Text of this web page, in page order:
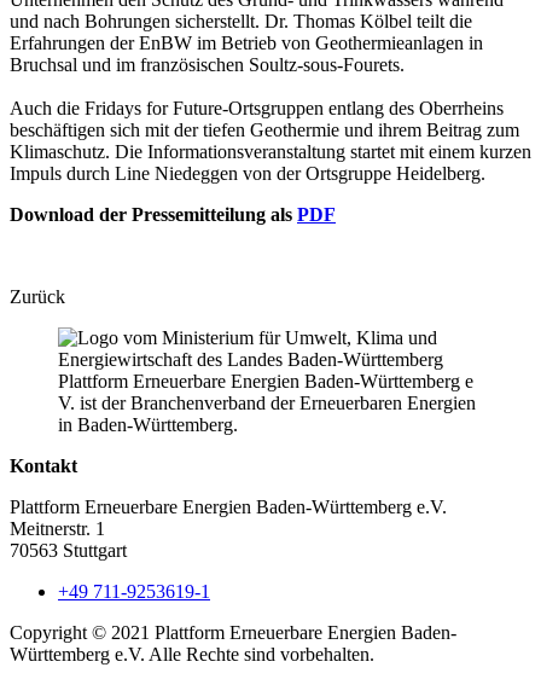
und nach Bohrungen sicherstellt. Dr. Thomas Kölbel teilt die
Erfahrungen der EnBW im Betrieb von Geothermieanlagen in
Bruchsal und im französischen Soultz-sous-Fourets.
Auch die Fridays for Future-Ortsgruppen entlang des Oberrheins
beschäftigen sich mit der tiefen Geothermie und ihrem Beitrag zum
Klimaschutz. Die Informationsveranstaltung startet mit einem kurzen
Impuls durch Line Niedeggen von der Ortsgruppe Heidelberg.
Download der Pressemitteilung als PDF
Zurück
Plattform Erneuerbare Energien Baden-Württemberg e
V. ist der Branchenverband der Erneuerbaren Energien
in Baden-Württemberg.
Kontakt
Plattform Erneuerbare Energien Baden-Württemberg e.V.
Meitnerstr. 1
70563 Stuttgart
+49 711-9253619-1
Copyright © 2021 Plattform Erneuerbare Energien Baden-
Württemberg e.V. Alle Rechte sind vorbehalten.